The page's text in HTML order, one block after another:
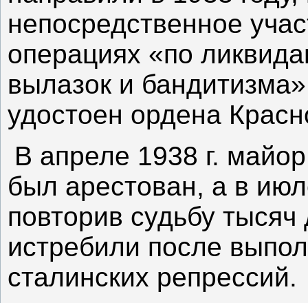
непосредственное
операциях «по
вылазок и
удостоен ордена
В апреле 1938 г.
был арестован, а в
повторив судьбу тысяч
истребили после
сталинских репрессий.